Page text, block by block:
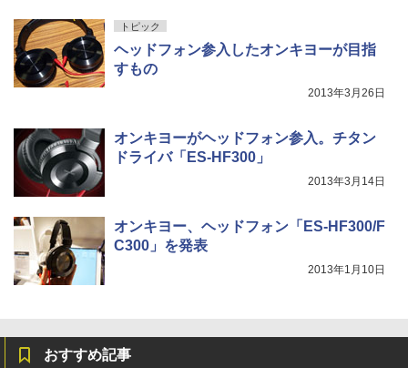
トピック
ヘッドフォン参入したオンキヨーが目指
すもの
2013年3月26日
オンキヨーがヘッドフォン参入。チタン
ドライバ「ES-HF300」
2013年3月14日
オンキヨー、ヘッドフォン「ES-HF300/F
C300」を発表
2013年1月10日
おすすめ記事